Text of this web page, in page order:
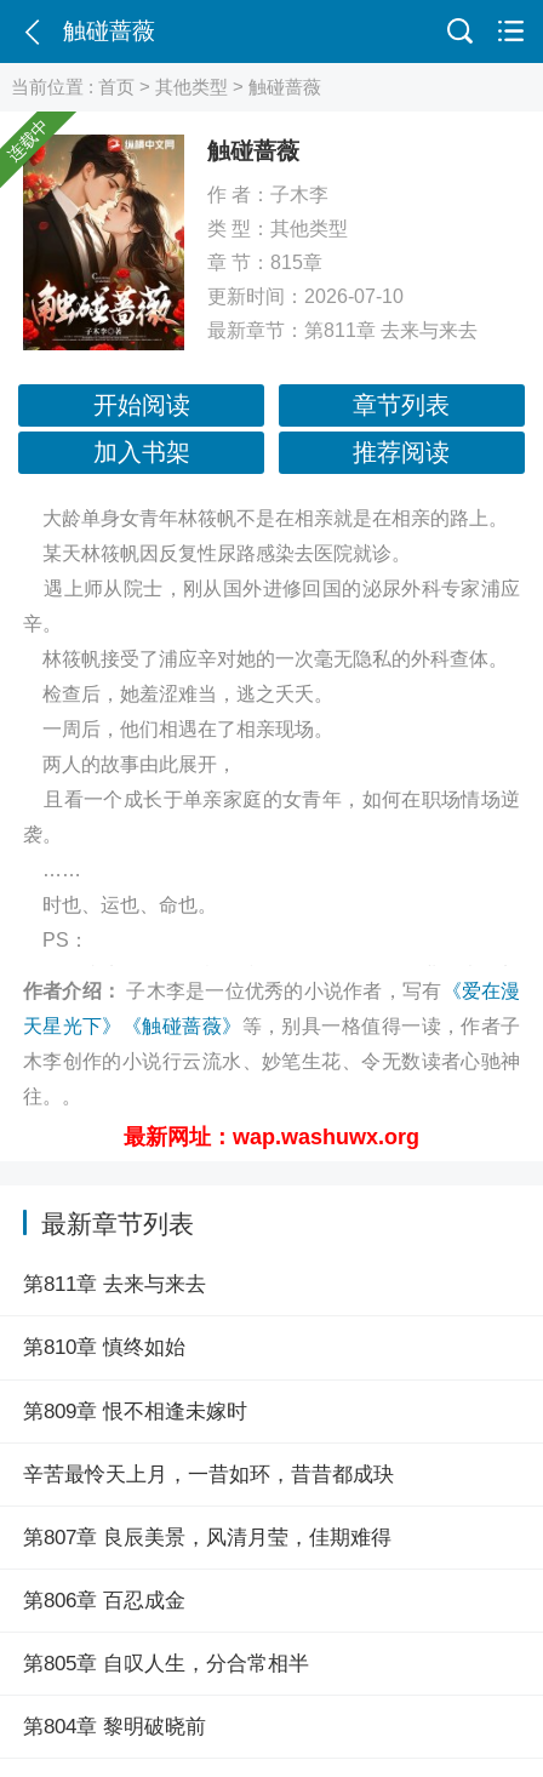
触碰蔷薇
当前位置 :首页 >其他类型 > 触碰蔷薇
连载中 触碰蔷薇
作 者： 子木李
类 型： 其他类型
章 节：815章
更新时间：2026-07-10
最新章节： 第811章 去来与来去
开始阅读
章节列表
加入书架
推荐阅读
大龄单身女青年林筱帆不是在相亲就是在相亲的路上。
某天林筱帆因反复性尿路感染去医院就诊。
遇上师从院士，刚从国外进修回国的泌尿外科专家浦应
辛。
林筱帆接受了浦应辛对她的一次毫无隐私的外科查体。
检查后，她羞涩难当，逃之夭夭。
一周后，他们相遇在了相亲现场。
两人的故事由此展开，
且看一个成长于单亲家庭的女青年，如何在职场情场逆
袭。
……
时也、运也、命也。
PS：
作者介绍： 子木李是一位优秀的小说作者，写有 《爱在漫
天星光下》
《触碰蔷薇》 等，别具一格值得一读，作者子
木李创作的小说行云流水、妙笔生花、令无数读者心驰神
往。。
最新网址：wap.washuwx.org
最新章节列表
第811章 去来与来去
第810章 慎终如始
第809章 恨不相逢未嫁时
辛苦最怜天上月，一昔如环，昔昔都成玦
第807章 良辰美景，风清月莹，佳期难得
第806章 百忍成金
第805章 自叹人生，分合常相半
第804章 黎明破晓前